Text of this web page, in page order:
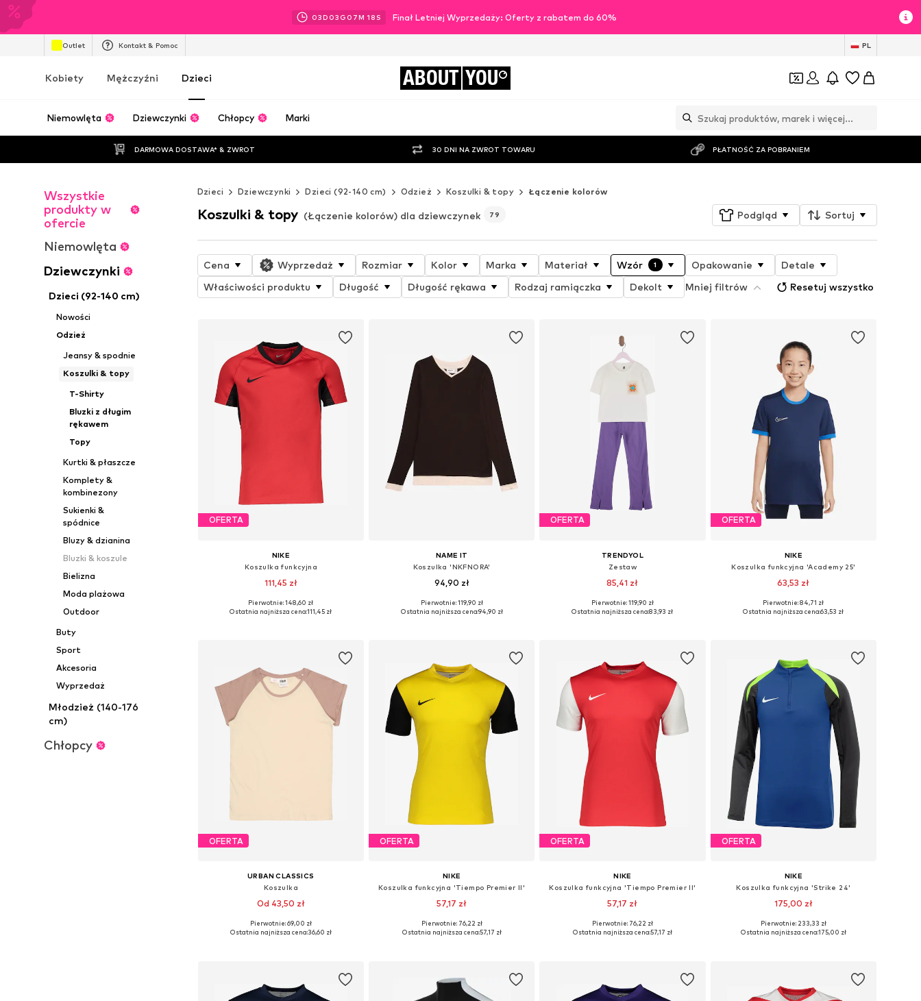
03D 03 G 07M 16 S Finał Letniej Wyprzedaży: Oferty z rabatem do 60%
Outlet Kontakt & Pomoc PL
Kobiety Mężczyźni Dzieci ABOUT YOU
Niemowlęta Dziewczynki Chłopcy Marki
DARMOWA DOSTAWA* & ZWROT 30 DNI NA ZWROT TOWARU PŁATNOŚĆ ZA POBRANIEM
Wszystkie
produkty w
ofercie
Niemowlęta
Dziewczynki
Dzieci (92-140 cm)
Nowości
Odzież
Jeansy & spodnie
Koszulki & topy
T-Shirty
Bluzki z długim
rękawem
Topy
Kurtki & płaszcze
Komplety &
kombinezony
Sukienki &
spódnice
Bluzy & dzianina
Bluzki & koszule
Bielizna
Moda plażowa
Outdoor
Buty
Sport
Akcesoria
Wyprzedaż
Młodzież (140-176
cm)
Chłopcy
Dzieci Dziewczynki Dzieci (92-140 cm) Odzież Koszulki & topy Łączenie kolorów
Koszulki & topy (Łączenie kolorów) dla dziewczynek 79 Podgląd Sortuj
Cena Wyprzedaż Rozmiar Kolor Marka Materiał Wzór 1 Opakowanie
Detale
Właściwości produktu
Długość Długość rękawa Rodzaj ramiączka Dekolt Mniej filtrów Resetuj wszystko
OFERTA
NIKE
Koszulka funkcyjna
111,45 zł
+1
Dostępne w różnych rozmiarach
Pierwotnie: 148,60 zł
Ostatnia najniższa cena:111,45 zł
NAME IT
Koszulka 'NKFNORA'
94,90 zł
Dostępne w różnych rozmiarach
Pierwotnie: 119,90 zł
Ostatnia najniższa cena:94,90 zł
OFERTA
TRENDYOL
Zestaw
85,41 zł
Dostępne w różnych rozmiarach
Pierwotnie: 119,90 zł
Ostatnia najniższa cena:83,93 zł
OFERTA
NIKE
Koszulka funkcyjna 'Academy 25'
63,53 zł
Dostępne w różnych rozmiarach
Pierwotnie: 84,71 zł
Ostatnia najniższa cena:63,53 zł
OFERTA
URBAN CLASSICS
Koszulka
Od 43,50 zł
Pierwotnie: 69,00 zł
Ostatnia najniższa cena:36,60 zł
OFERTA
NIKE
Koszulka funkcyjna 'Tiempo Premier II'
57,17 zł
+10
Dostępne rozmiary: 122-128, 128, 134
Pierwotnie: 76,22 zł
Ostatnia najniższa cena:57,17 zł
OFERTA
NIKE
Koszulka funkcyjna 'Tiempo Premier II'
57,17 zł
+10
Dostępne rozmiary: 122-128, 128
Pierwotnie: 76,22 zł
Ostatnia najniższa cena:57,17 zł
OFERTA
NIKE
Koszulka funkcyjna 'Strike 24'
175,00 zł
+2
Dostępne rozmiary: 122-128, 128, 134, 146
Pierwotnie: 233,33 zł
Ostatnia najniższa cena:175,00 zł